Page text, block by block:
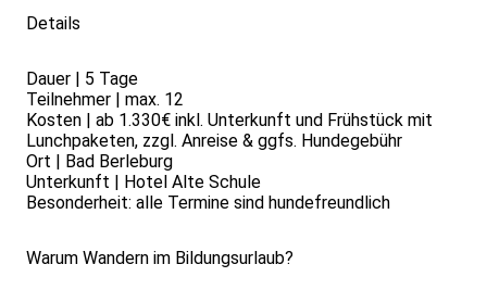
Details
Dauer | 5 Tage
Teilnehmer | max. 12
Kosten | ab 1.330€ inkl. Unterkunft und Frühstück mit
Lunchpaketen, zzgl. Anreise & ggfs. Hundegebühr
Ort | Bad Berleburg
Unterkunft | Hotel Alte Schule
Besonderheit: alle Termine sind hundefreundlich
Warum Wandern im Bildungsurlaub?